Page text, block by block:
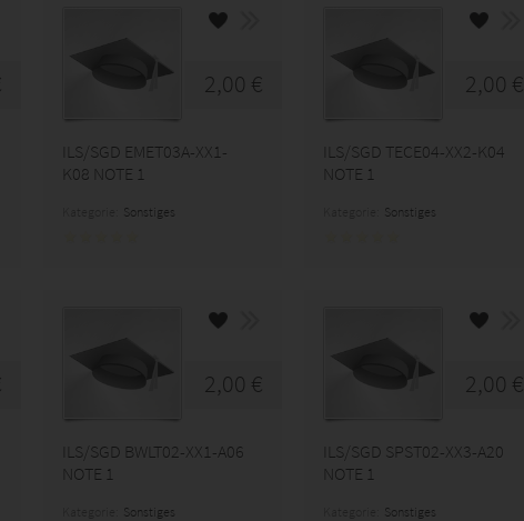
2,00 €
ILS/SGD EMET03A-XX1-
K08 NOTE 1
Sonstiges
2,00 €
ILS/SGD TECE04-XX2-K04
NOTE 1
Sonstiges
2,00 €
ILS/SGD BWLT02-XX1-A06
NOTE 1
Sonstiges
2,00 €
ILS/SGD SPST02-XX3-A20
NOTE 1
Sonstiges